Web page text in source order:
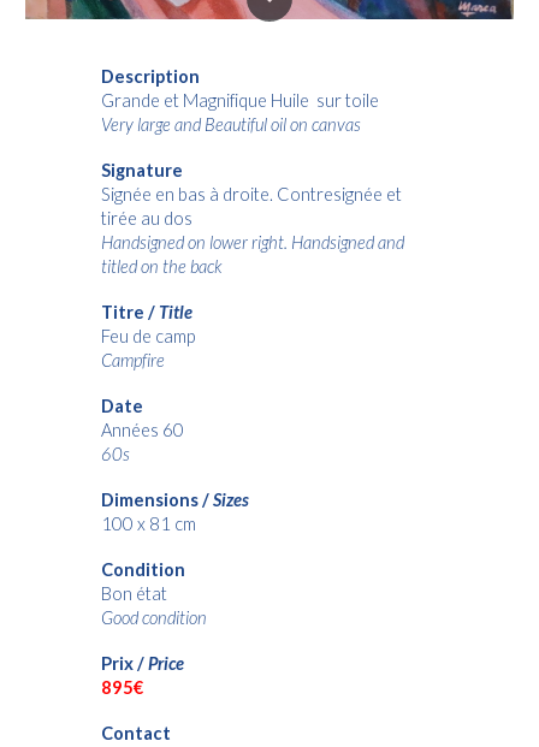
Description
Grande et Magnifique Huile sur toile
Very large and Beautiful oil on canvas
Signature
Signée en bas à droite. Contresignée et
tirée au dos
Handsigned on lower right. Handsigned and
titled on the back
Titre / Title
Feu de camp
Campfire
Date
Années 60
60s
Dimensions /Sizes
100 x 81 cm
Condition
Bon état
Good condition
Prix /Price
895€
Contact